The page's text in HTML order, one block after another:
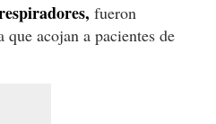
fueron
que acojan a pacientes de